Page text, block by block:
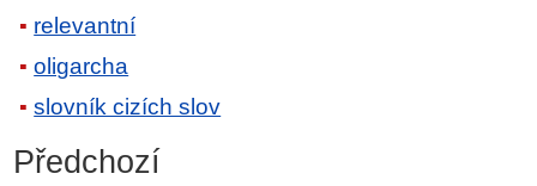
relevantní
oligarcha
slovník cizích slov
Předchozí